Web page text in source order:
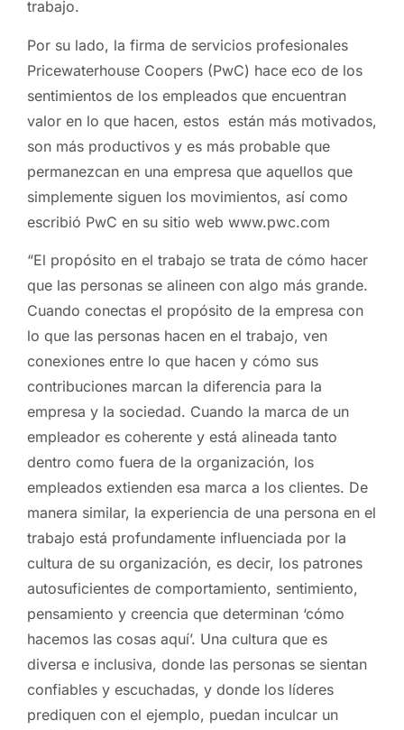
trabajo.
Por su lado, la firma de servicios profesionales
Pricewaterhouse Coopers (PwC) hace eco de los
sentimientos de los empleados que encuentran
valor en lo que hacen, estos están más motivados,
son más productivos y es más probable que
permanezcan en una empresa que aquellos que
simplemente siguen los movimientos, así como
escribió PwC en su sitio web www.pwc.com
“El propósito en el trabajo se trata de cómo hacer
que las personas se alineen con algo más grande.
Cuando conectas el propósito de la empresa con
lo que las personas hacen en el trabajo, ven
conexiones entre lo que hacen y cómo sus
contribuciones marcan la diferencia para la
empresa y la sociedad. Cuando la marca de un
empleador es coherente y está alineada tanto
dentro como fuera de la organización, los
empleados extienden esa marca a los clientes. De
manera similar, la experiencia de una persona en el
trabajo está profundamente influenciada por la
cultura de su organización, es decir, los patrones
autosuficientes de comportamiento, sentimiento,
pensamiento y creencia que determinan ‘cómo
hacemos las cosas aquí’. Una cultura que es
diversa e inclusiva, donde las personas se sientan
confiables y escuchadas, y donde los líderes
prediquen con el ejemplo, puedan inculcar un